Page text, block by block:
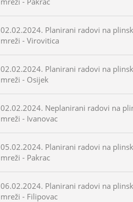
02.02.2024. Planirani radovi na
mreži - Virovitica
02.02.2024. Planirani radovi na
mreži - Osijek
02.02.2024. Neplanirani radovi na
mreži - Ivanovac
05.02.2024. Planirani radovi na
mreži - Pakrac
06.02.2024. Planirani radovi na
mreži - Filipovac